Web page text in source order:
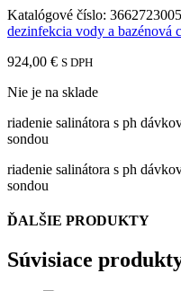
Katalógové číslo:
dezinfekcia vody a bazénová
924,00 € S DPH
Nie je na sklade
riadenie salinátora s ph
sondou
riadenie salinátora s ph
sondou
ĎALŠIE PRODUKTY
Súvisiace